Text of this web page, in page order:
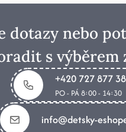
dotazy nebo
s výběrem
+420 727 877
PO - PÁ 8:00 - 14:30
info@detsky-